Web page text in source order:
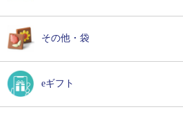
その他・袋
eギフト